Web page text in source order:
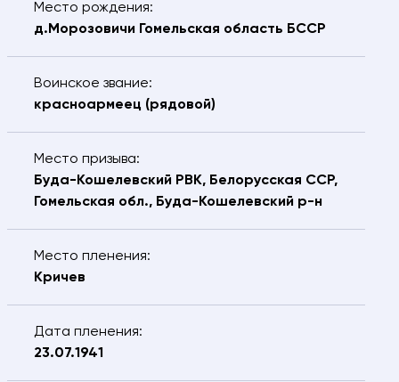
Место рождения:
д.Морозовичи Гомельская область БССР
Воинское звание:
красноармеец (рядовой)
Место призыва:
Буда-Кошелевский РВК, Белорусская ССР,
Гомельская обл., Буда-Кошелевский р-н
Место пленения:
Кричев
Дата пленения:
23.07.1941
поможем найти:
Ваше имя Электронная почта
Ваш номер
Ваш город
ФИО разыскиваемого
Я подтверждаю, что даю